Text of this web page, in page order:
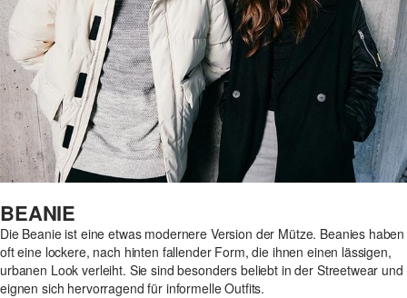
BEANIE
Die Beanie ist eine etwas modernere Version der Mütze. Beanies haben
oft eine lockere, nach hinten fallender Form, die ihnen einen lässigen,
urbanen Look verleiht. Sie sind besonders beliebt in der Streetwear und
eignen sich hervorragend für informelle Outfits.